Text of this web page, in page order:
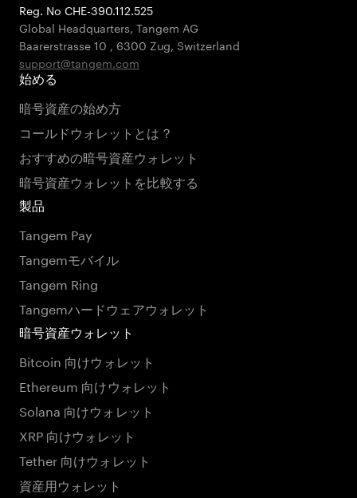
Reg. No CHE-390.112.525
Global Headquarters, Tangem AG
Baarerstrasse 10 , 6300 Zug, Switzerland
support@tangem.com
始める
暗号資産の始め方
コールドウォレットとは？
おすすめの暗号資産ウォレット
暗号資産ウォレットを比較する
製品
Tangem Pay
Tangemモバイル
Tangem Ring
Tangemハードウェアウォレット
暗号資産ウォレット
Bitcoin 向けウォレット
Ethereum 向けウォレット
Solana 向けウォレット
XRP 向けウォレット
Tether 向けウォレット
資産用ウォレット